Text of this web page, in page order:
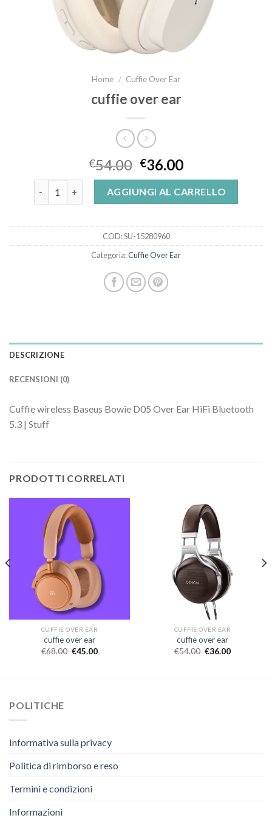
Home / Cuffie Over Ear
cuffie over ear
€54.00 €36.00
cuffie over ear quantitàAGGIUNGI AL CARRELLO
COD:SU-15280960
Categoria:Cuffie Over Ear
DESCRIZIONE
RECENSIONI (0)
Cuffie wireless Baseus Bowie D05 Over Ear HiFi Bluetooth
5.3 | Stuff
PRODOTTI CORRELATI
CUFFIE OVER EAR
cuffie over ear
€68.00 €45.00
CUFFIE OVER EAR
cuffie over ear
€54.00 €36.00
POLITICHE
Informativa sulla privacy
Politica di rimborso e reso
Termini e condizioni
Informazioni